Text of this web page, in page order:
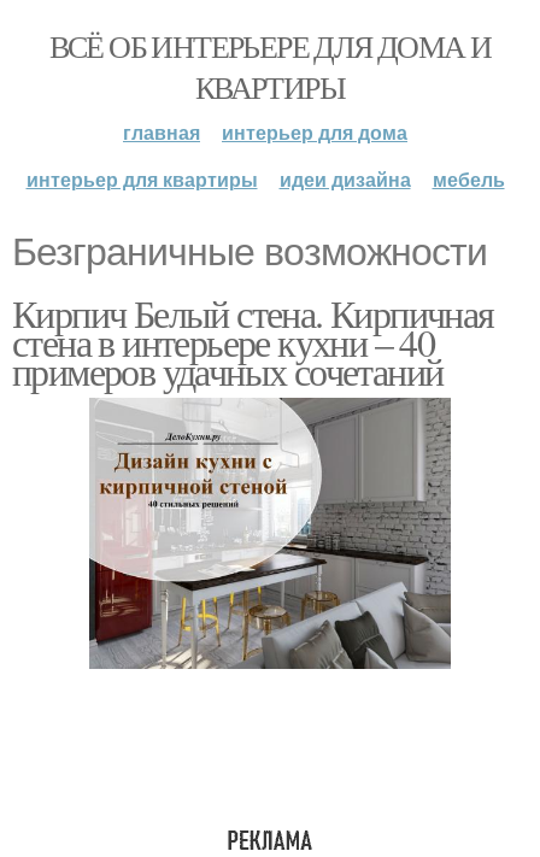
ВСЁ ОБ ИНТЕРЬЕРЕ ДЛЯ ДОМА И
КВАРТИРЫ
главная
интерьер для дома
интерьер для квартиры
идеи дизайна мебель
Безграничные возможности
Кирпич Белый стена. Кирпичная
стена в интерьере кухни – 40
примеров удачных сочетаний